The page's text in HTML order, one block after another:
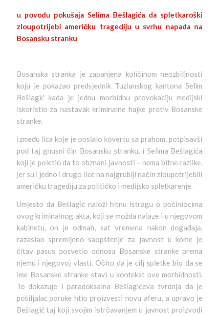
u povodu pokušaja Selima Bešlagića da spletkaroški
zloupotrijebi američku tragediju u svrhu napada na
Bosansku stranku
Bosanska stranka je zapanjena količinom neozbiljnosti
koju je pokazao predsjednik Tuzlanskog kantona Selim
Bešlagić kada je jednu morbidnu provokaciju medijski
iskoristio za nastavak kriminalne hajke protiv Bosanske
stranke.
Između lica koje je poslalo kovertu sa prahom, potpisavši
pod taj gnusni čin Bosansku stranku, i Selima Bešlagića
koji je poletio da to obznani javnosti – nema bitne razlike,
jer su i jedno i drugo lice na najgrublji način zloupotrijebili
američku tragediju za političko i medijsko spletkarenje.
Umjesto da Bešlagić naloži hitnu istragu o počiniocima
ovog kriminalnog akta, koji se možda nalaze i u njegovom
kabinetu, on je odmah, sat vremena nakon događaja,
razaslao spremljeno saopštenje za javnost u kome je
čitav pasus posvetio odnosu Bosanske stranke prema
njemu i njegovoj vlasti. Očito da je cilj spletke bio da se
ime Bosanske stranke stavi u kontekst ove morbidnosti.
To dokazuje i paradoksalna Bešlagićeva tvrdnja da je
pošiljalac poruke htio proizvesti novu aferu, a upravo je
Bešlagić taj koji svojim istrčavanjem u javnost proizvodi